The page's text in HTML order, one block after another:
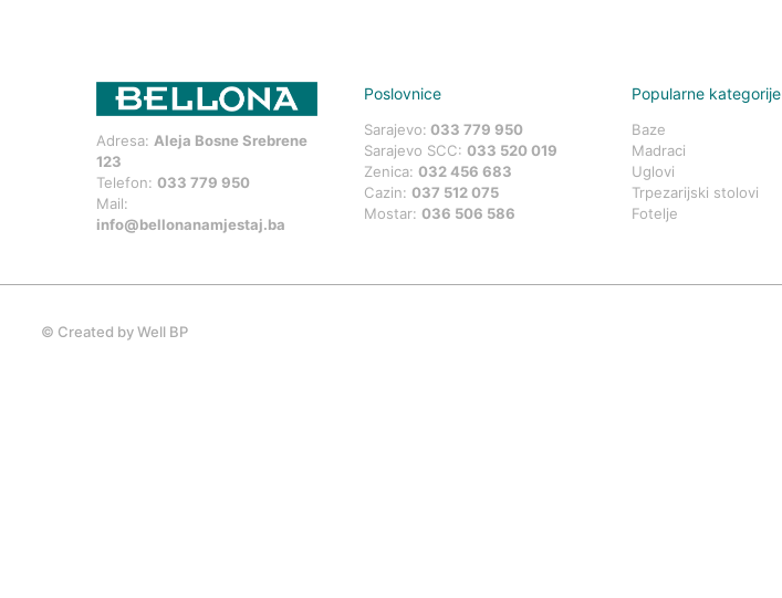
Adresa: Aleja Bosne Srebrene
123
Telefon:033 779 950
Mail:
info@bellonanamjestaj.ba
Poslovnice
Sarajevo: 033 779 950
Sarajevo SCC:033 520 019
Zenica:032 456 683
Cazin:037 512 075
Mostar:036 506 586
Popularne kategorije
Baze
Madraci
Uglovi
Trpezarijski stolovi
Fotelje
© Created by Well BP